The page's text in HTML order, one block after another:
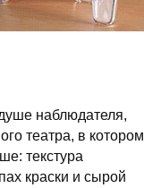
наблюдателя,
театра, в котором
текстура
краски и сырой